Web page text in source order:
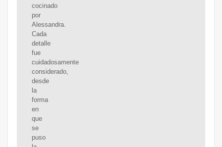
cocinado
por
Alessandra.
Cada
detalle
fue
cuidadosamente
considerado,
desde
la
forma
en
que
se
puso